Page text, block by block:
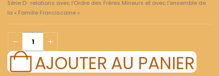
Série D : relations avec l'Ordre des Frères Mineurs et avec l'ensemble de
la « Famille Franciscaine »
AJOUTER AU PANIER